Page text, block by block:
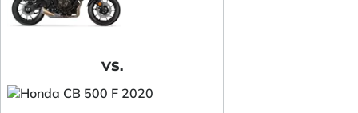
VS.